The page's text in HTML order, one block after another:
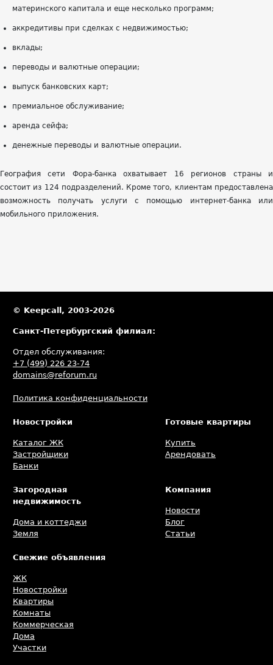
материнского капитала и еще несколько программ;
аккредитивы при сделках с недвижимостью;
вклады;
переводы и валютные операции;
выпуск банковских карт;
премиальное обслуживание;
аренда сейфа;
денежные переводы и валютные операции.
География сети Фора-банка охватывает 16 регионов страны и
состоит из 124 подразделений. Кроме того, клиентам предоставлена
возможность получать услуги с помощью интернет-банка или
мобильного приложения.
© Keepcall, 2003-2026
Санкт-Петербургский филиал:
Отдел обслуживания:
+7 (499) 226 23-74
domains@reforum.ru
Политика конфиденциальности
Новостройки
Каталог ЖК
Застройщики
Банки
Готовые квартиры
Купить
Арендовать
Загородная
недвижимость
Дома и коттеджи
Земля
Компания
Новости
Блог
Статьи
Свежие объявления
ЖК
Новостройки
Квартиры
Комнаты
Коммерческая
Дома
Участки